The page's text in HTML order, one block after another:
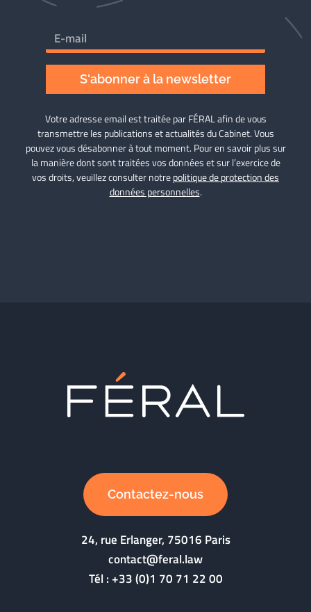
S'abonner à la newsletter
Votre adresse email est traitée par FÉRAL afin de vous
transmettre les publications et actualités du Cabinet. Vous
pouvez vous désabonner à tout moment. Pour en savoir plus sur
la manière dont sont traitées vos données et sur l’exercice de
vos droits, veuillez consulter notrepolitique de protection des
données personnelles.
Contactez-nous
24, rue Erlanger, 75016 Paris
contact@feral.law
Tél :+33 (0)1 70 71 22 00